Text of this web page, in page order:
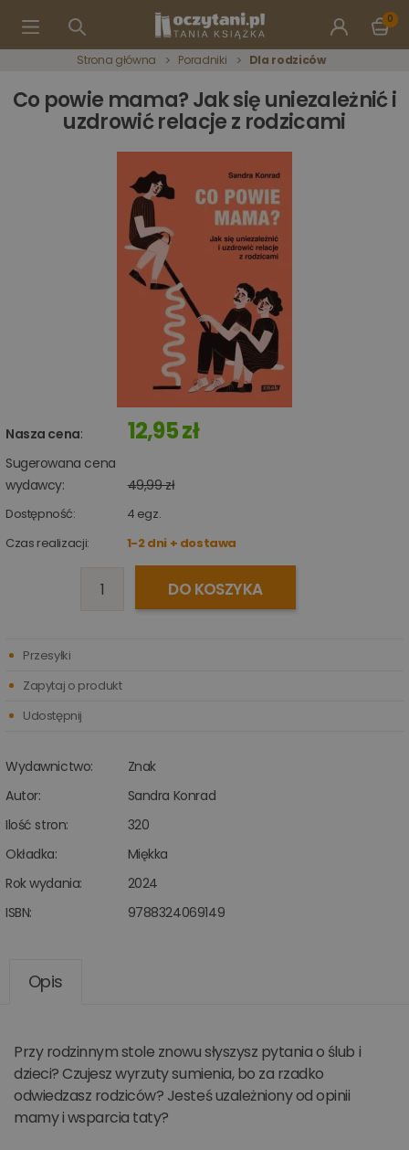
0
Strona główna Poradniki Dla rodziców
Co powie mama? Jak się uniezależnić i
uzdrowić relacje z rodzicami
Nasza cena: 12,95 zł
Sugerowana cena
wydawcy:
49,99 zł
Dostępność: 4 egz.
Czas realizacji:
1-2 dni + dostawa
DO KOSZYKA
Wydawnictwo:
Znak
Autor:
Sandra Konrad
Ilość stron:
320
Okładka:
Miękka
Rok wydania:
2024
ISBN:
9788324069149
Przesyłki
Zapytaj o produkt
Udostępnij
Opis
Przy rodzinnym stole znowu słyszysz pytania o ślub i
dzieci? Czujesz wyrzuty sumienia, bo za rzadko
odwiedzasz rodziców? Jesteś uzależniony od opinii
mamy i wsparcia taty?